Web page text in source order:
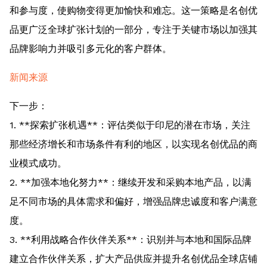
和参与度，使购物变得更加愉快和难忘。这一策略是名创优
品更广泛全球扩张计划的一部分，专注于关键市场以加强其
品牌影响力并吸引多元化的客户群体。
新闻来源
下一步：
1. **探索扩张机遇**：评估类似于印尼的潜在市场，关注
那些经济增长和市场条件有利的地区，以实现名创优品的商
业模式成功。
2. **加强本地化努力**：继续开发和采购本地产品，以满
足不同市场的具体需求和偏好，增强品牌忠诚度和客户满意
度。
3. **利用战略合作伙伴关系**：识别并与本地和国际品牌
建立合作伙伴关系，扩大产品供应并提升名创优品全球店铺